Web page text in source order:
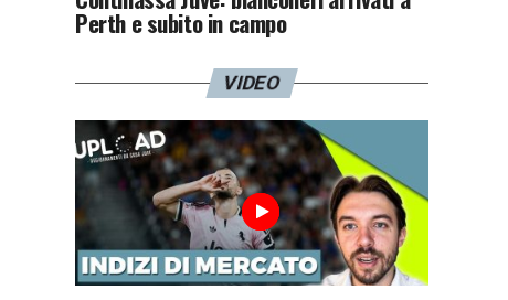
Perth e subito in campo
VIDEO